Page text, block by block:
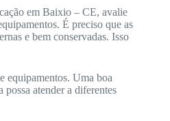
em Baixio – CE, avalie
É preciso que as
e bem conservadas. Isso
equipamentos. Uma boa
possa atender a diferentes